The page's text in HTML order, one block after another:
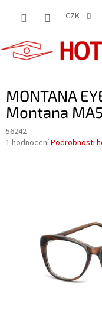
CZK
MONTANA
Montana
56242
Průměrné
1 hodnoceníPodrobnosti